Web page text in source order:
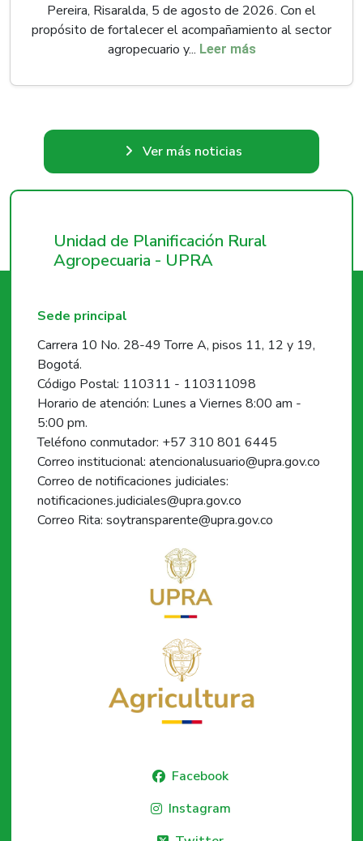
Pereira, Risaralda, 5 de agosto de 2026. Con el
propósito de fortalecer el acompañamiento al sector
agropecuario y... Leer más
Ver más noticias
Unidad de Planificación Rural
Agropecuaria - UPRA
Sede principal
Carrera 10 No. 28-49 Torre A, pisos 11, 12 y 19,
Bogotá.
Código Postal: 110311 - 110311098
Horario de atención: Lunes a Viernes 8:00 am -
5:00 pm.
Teléfono conmutador: +57 310 801 6445
Correo institucional: atencionalusuario@upra.gov.co
Correo de notificaciones judiciales:
notificaciones.judiciales@upra.gov.co
Correo Rita: soytransparente@upra.gov.co
Facebook
Instagram